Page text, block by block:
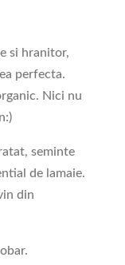
si hranitor,
perfecta.
Nici nu
seminte
de lamaie.
din